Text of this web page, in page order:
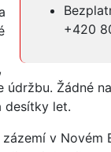
+420
Žádné
desítky let.
v Novém